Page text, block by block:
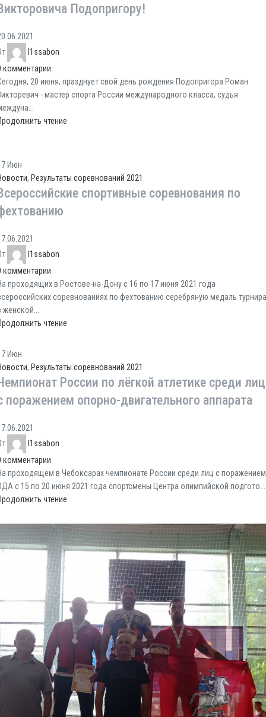
Подопригору!
l1ssabon
комментарии
20 июня, празднует свой день рождения Подопригора Роман
- мастер спорта России международного класса, судья
чтение
Июн
, Результаты соревнований 2021
спортивные соревнования по
l1ssabon
комментарии
проходящих в Ростове-на-Дону с 16 по 17 июня 2021 года
соревнованиях по фехтованию серебряную медаль турнира
женской...
чтение
Июн
, Результаты соревнований 2021
России по лёгкой атлетике среди лиц
поражением опорно-двигательного аппарата
l1ssabon
комментарии
проходящем в Чебоксарах чемпионате России среди лиц с поражением
с 15 по 20 июня 2021 года спортсмены Центра олимпийской подгото...
чтение